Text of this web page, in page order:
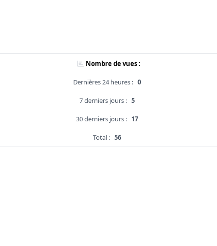
Nombre de vues :
Dernières 24 heures : 0
7 derniers jours : 5
30 derniers jours : 17
Total : 56